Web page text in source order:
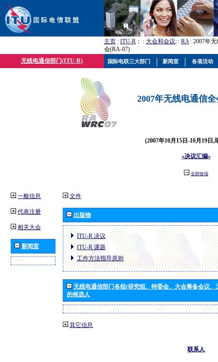
主页 : ITU-R ； : 大会和会议; : RA: 2007年
会(RA-07)
无线电通信部门(ITU-R)
2007年无线电通信
(2007年10月15日-10月19日,
«决议汇编»
全部收缩
一般信息
代表注册
相关大会
新闻室
文件
出版物
ITU-R 决议
ITU-R 课题
工作方法指导原则
无线电通信部门各组(研究组、特委会、大会筹备会议
的候选人
其它信息
联系人
国际电联三大部门 新闻室 各项活动